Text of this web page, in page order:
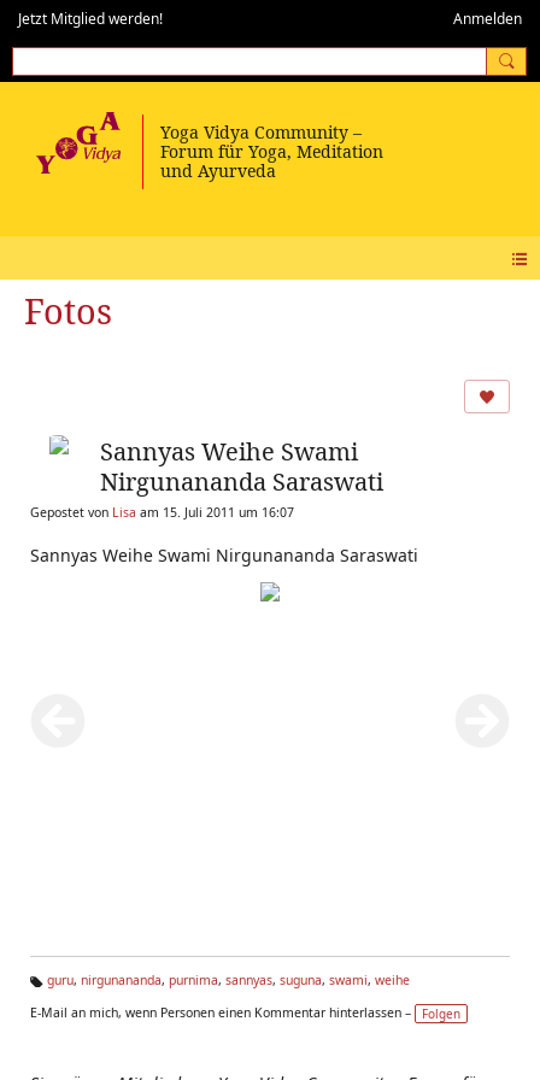
Jetzt Mitglied werden! Anmelden
Fotos
Sannyas Weihe Swami
Nirgunananda Saraswati
Gepostet von Lisa am 15. Juli 2011 um 16:07
Sannyas Weihe Swami Nirgunananda Saraswati
g
guru, nirgunananda, purnima, sannyas, suguna, swami, weihe
E-Mail an mich, wenn Personen einen Kommentar hinterlassen –
Folgen